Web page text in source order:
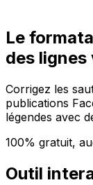
Le
des lignes
Corrigez les
publications
légendes avec
100% gratuit,
Outil